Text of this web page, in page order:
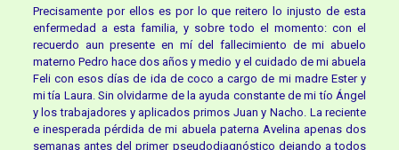
Precisamente por ellos es por lo que reitero lo injusto de esta
enfermedad a esta familia, y sobre todo el momento: con el
recuerdo aun presente en mí del fallecimiento de mi abuelo
materno Pedro hace dos años y medio y el cuidado de mi abuela
Feli con esos días de ida de coco a cargo de mi madre Ester y
mi tía Laura. Sin olvidarme de la ayuda constante de mi tío Ángel
y los trabajadores y aplicados primos Juan y Nacho. La reciente
e inesperada pérdida de mi abuela paterna Avelina apenas dos
semanas antes del primer pseudodiagnóstico dejando a todos